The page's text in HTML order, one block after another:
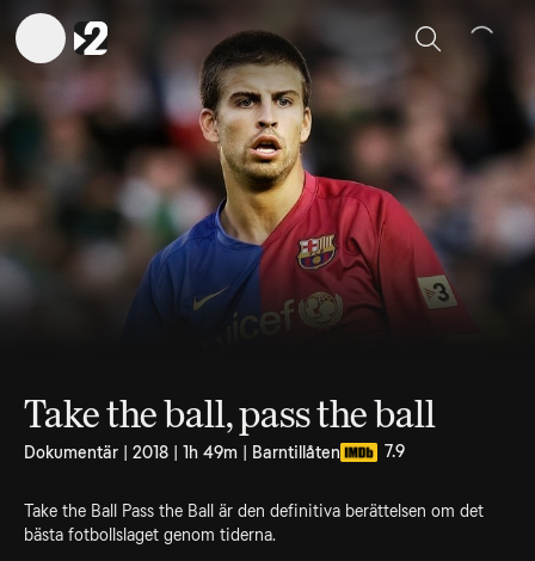
Sök
Take the ball, pass the ball
Dokumentär | 2018 | 1h 49m | Barntillåten 7.9
Take the Ball Pass the Ball är den definitiva berättelsen om det
bästa fotbollslaget genom tiderna.